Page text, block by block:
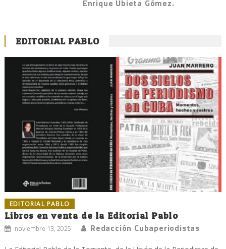
Enrique Ubieta Gómez.
EDITORIAL PABLO
EDITORIAL PABLO
Libros en venta de la Editorial Pablo
noviembre 13, 2025 Redacción Cubaperiodistas